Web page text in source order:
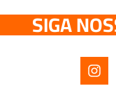
SIGA